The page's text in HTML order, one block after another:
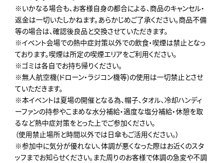
※いかなる場合も、お客様自身の都合による、商品のキャンセル・
返金は一切いたしかねます。あらかじめご了承ください。商品不備
等の場合は、確認後良品と交換させていただきます。
※イベント会場での熱中症対策以外での飲食・喫煙は禁止となっ
ております。喫煙は所定の喫煙エリアをご利用ください。
※ゴミは各自でお持ち帰りください。
※無人航空機(ドローン・ラジコン機等)の使用は一切禁止とさせ
ていただきます。
※本イベントは夏場の開催となる為、帽子、タオル、冷却ハンディ
ーファンの持参やこまめな水分補給・適度な塩分補給・休憩を取
るなど熱中症対策をとった上でご参加ください。
（使用禁止場所と時間以外では日傘もご活用ください。）
※参加中に気分が優れない、体調が悪くなった際はお近くのスタ
ッフまでお知らせください。また周りのお客様で体調の急変や不調